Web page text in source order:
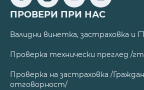
ПРОВЕРИ ПРИ НАС
Валидни винетка, застраховка и
Проверка технически преглед /
Проверка на застраховка /
отговорност/